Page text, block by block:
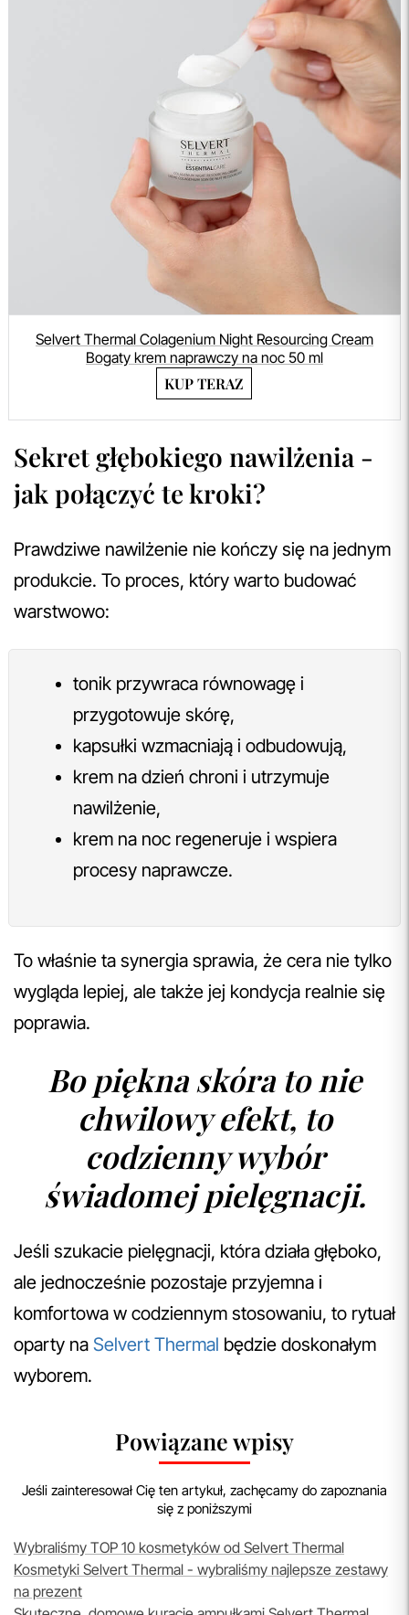
Selvert Thermal Colagenium Night Resourcing Cream
Bogaty krem naprawczy na noc 50 ml
KUP TERAZ
Sekret głębokiego nawilżenia -
jak połączyć te kroki?
Prawdziwe nawilżenie nie kończy się na jednym
produkcie. To proces, który warto budować
warstwowo:
tonik przywraca równowagę i
przygotowuje skórę,
kapsułki wzmacniają i odbudowują,
krem na dzień chroni i utrzymuje
nawilżenie,
krem na noc regeneruje i wspiera
procesy naprawcze.
To właśnie ta synergia sprawia, że cera nie tylko
wygląda lepiej, ale także jej kondycja realnie się
poprawia.
Bo piękna skóra to nie
chwilowy efekt, to
codzienny wybór
świadomej pielęgnacji.
Jeśli szukacie pielęgnacji, która działa głęboko,
ale jednocześnie pozostaje przyjemna i
komfortowa w codziennym stosowaniu, to rytuał
oparty na Selvert Thermal będzie doskonałym
wyborem.
Powiązane wpisy
Jeśli zainteresował Cię ten artykuł, zachęcamy do zapoznania
się z poniższymi
Wybraliśmy TOP 10 kosmetyków od Selvert Thermal
Kosmetyki Selvert Thermal - wybraliśmy najlepsze zestawy
na prezent